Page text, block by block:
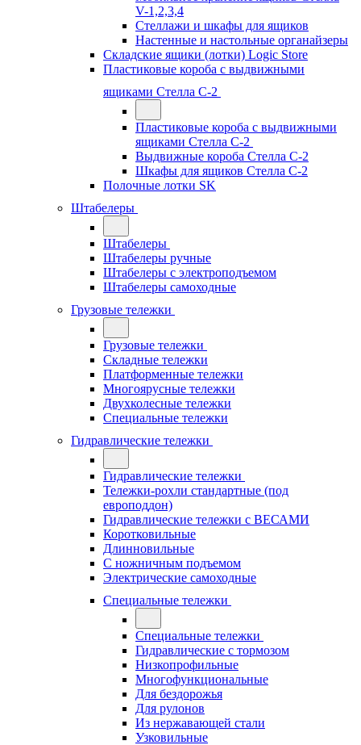
V-1,2,3,4
Стеллажи и шкафы для ящиков
Настенные и настольные органайзеры
Складские ящики (лотки) Logiс Store
Пластиковые короба с выдвижными
ящиками Стелла С-2
Пластиковые короба с выдвижными
ящиками Стелла С-2
Выдвижные короба Стелла С-2
Шкафы для ящиков Стелла С-2
Полочные лотки SK
Штабелеры
Штабелеры
Штабелеры ручные
Штабелеры с электроподъемом
Штабелеры самоходные
Грузовые тележки
Грузовые тележки
Складные тележки
Платформенные тележки
Многоярусные тележки
Двухколесные тележки
Специальные тележки
Гидравлические тележки
Гидравлические тележки
Тележки-рохли стандартные (под
европоддон)
Гидравлические тележки с ВЕСАМИ
Коротковильные
Длинновильные
С ножничным подъемом
Электрические самоходные
Специальные тележки
Специальные тележки
Гидравлические с тормозом
Низкопрофильные
Многофункциональные
Для бездорожья
Для рулонов
Из нержавающей стали
Узковильные